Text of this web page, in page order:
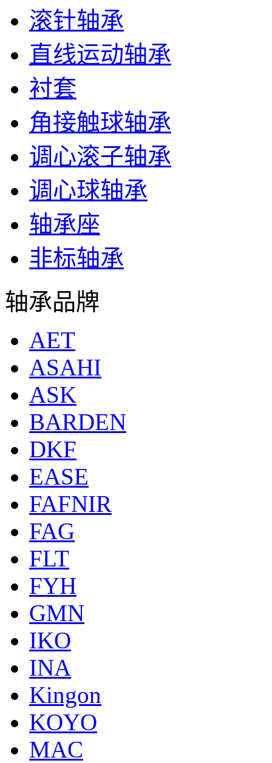
滚针轴承
直线运动轴承
衬套
角接触球轴承
调心滚子轴承
调心球轴承
轴承座
非标轴承
轴承品牌
AET
ASAHI
ASK
BARDEN
DKF
EASE
FAFNIR
FAG
FLT
FYH
GMN
IKO
INA
Kingon
KOYO
MAC